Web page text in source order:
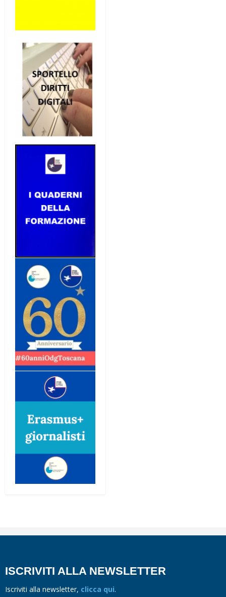
ISCRIVITI ALLA NEWSLETTER
Iscriviti alla newsletter, clicca qui.